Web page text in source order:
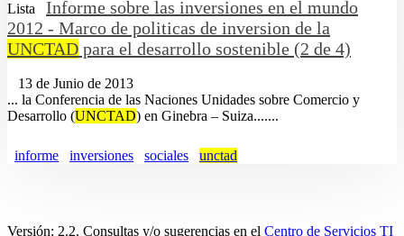
Lista
Informe sobre las inversiones en el mundo
2012 - Marco de politicas de inversion de la
UNCTAD para el desarrollo sostenible (2 de 4)
13 de Junio de 2013
... la Conferencia de las Naciones Unidades sobre Comercio y
Desarrollo (UNCTAD) en Ginebra – Suiza.......
informe inversiones sociales unctad
Versión: 2.2. Consultas y/o sugerencias en el Centro de Servicios TI